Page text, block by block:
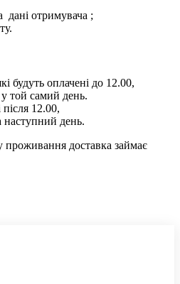
дані отримувача ;
будуть оплачені до 12.00,
у той самий день.
12.00,
наступний день.
проживання доставка займає